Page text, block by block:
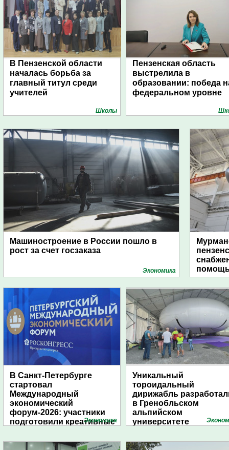
В Пензенской области
началась борьба за
главный титул среди
учителей
Школы
Пензенская область
выстрелила в
образовании: победа
федеральном уровне
Машиностроение в России пошло в
рост за счет госзаказа
Экономика
В Санкт-Петербурге
стартовал
Международный
экономический
форум-2026: участники
подготовили креативные
Экономика
Уникальный
тороидальный
дирижабль
в Гренобльском
альпийском
университете